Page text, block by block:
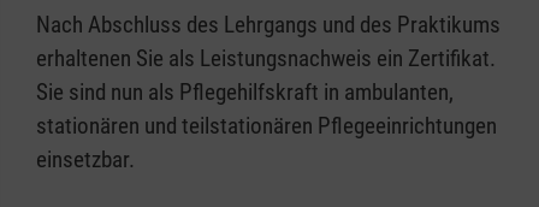
Nach Abschluss des Lehrgangs und des Praktikums
erhaltenen Sie als Leistungsnachweis ein Zertifikat.
Sie sind nun als Pflegehilfskraft in ambulanten,
stationären und teilstationären Pflegeeinrichtungen
einsetzbar.